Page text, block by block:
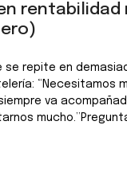
rentabilidad
se repite en
“Necesitamos
va